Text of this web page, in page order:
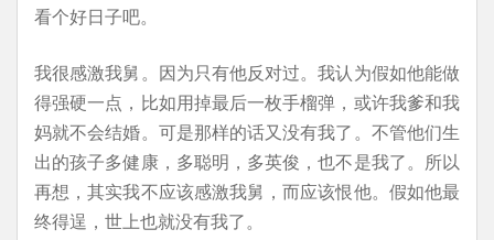
看个好日子吧。
我很感激我舅。因为只有他反对过。我认为假如他能做
得强硬一点，比如用掉最后一枚手榴弹，或许我爹和我
妈就不会结婚。可是那样的话又没有我了。不管他们生
出的孩子多健康，多聪明，多英俊，也不是我了。所以
再想，其实我不应该感激我舅，而应该恨他。假如他最
终得逞，世上也就没有我了。